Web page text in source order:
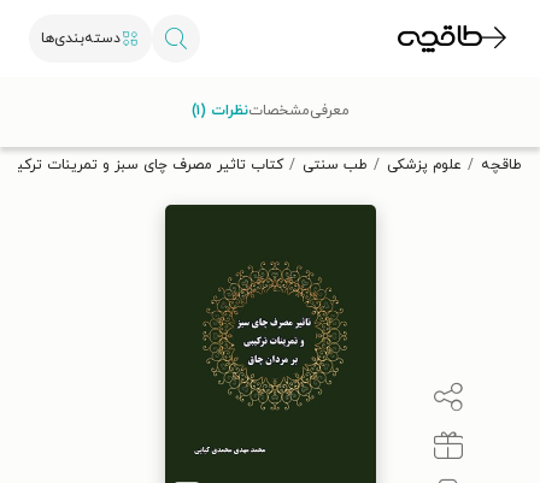
دسته‌بندی‌ها
تخفیف از طاقچه دریافت کن.
طاقچه علوم پزشکی طب سنتی کتاب تاثیر مصرف چای سبز و تمرینات
معرفیمشخصاتنظرات (۱)